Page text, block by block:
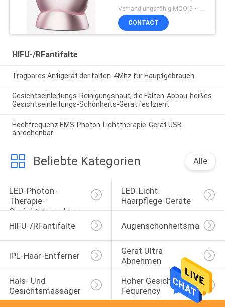
Hautstraffung EMS-
Multifunktions-
Haushalts-
CONTACT
HIFU-/RFantifalte
Tragbares Antigerät der falten-4Mhz für Hauptgebrauch
Gesichtseinleitungs-Reinigungshaut, die Falten-Abbau-heißes
Gesichtseinleitungs-Schönheits-Gerät festzieht
Hochfrequenz EMS-Photon-Lichttherapie-Gerät USB
anrechenbar
Beliebte Kategorien Alle
LED-Photon-
Therapie-
Gesichtsmaschine
LED-Licht-
Haarpflege-Geräte
HIFU-/RFantifalte Augenschönheitsmaschine
IPL-Haar-Entferner
Gerät Ultra
Abnehmen
Hals- Und
Gesichtsmassager
Hoher Gesichtsstab
Fequrency